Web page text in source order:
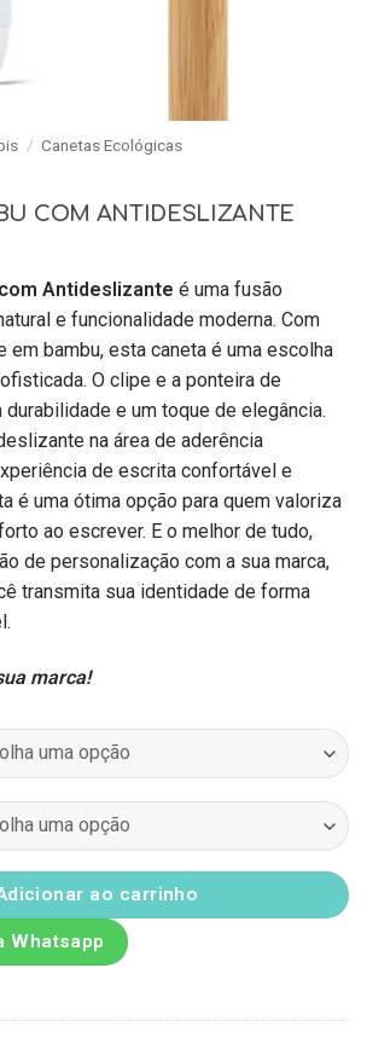
/ Canetas Ecológicas
COM ANTIDESLIZANTE
Antideslizante é uma fusão
e funcionalidade moderna. Com
em bambu, esta caneta é uma escolha
O clipe e a ponteira de
e um toque de elegância.
na área de aderência
de escrita confortável e
é uma ótima opção para quem valoriza
ao escrever. E o melhor de tudo,
de personalização com a sua marca,
transmita sua identidade de forma
marca!
ao carrinho
Whatsapp